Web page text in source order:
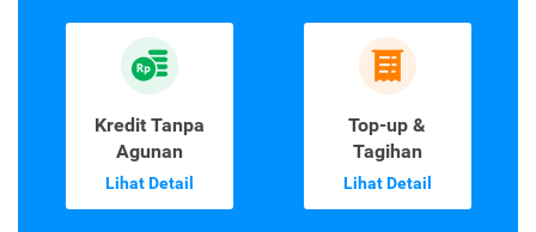
Kredit Tanpa
Agunan
Lihat Detail
Top-up &
Tagihan
Lihat Detail